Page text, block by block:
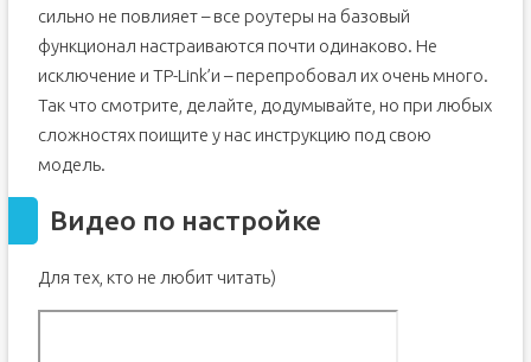
сильно не повлияет – все роутеры на базовый
функционал настраиваются почти одинаково. Не
исключение и TP-Link’и – перепробовал их очень много.
Так что смотрите, делайте, додумывайте, но при любых
сложностях поищите у нас инструкцию под свою
модель.
Видео по настройке
Для тех, кто не любит читать)